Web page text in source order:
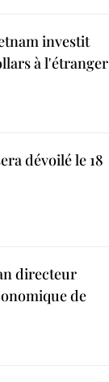
investit
à l'étranger
dévoilé le 18
directeur
de